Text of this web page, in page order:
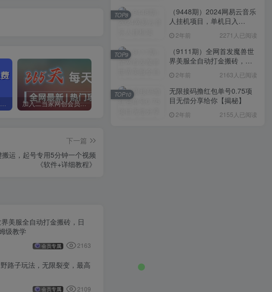
全网VIP课程 无损下载~ 加入二当家网创会员，享受70%的推广提成，免费学习网上万种创业课程，菜鸟变大神。 加盟二当家云网创，搭建同款项目资源站，实现月入5万+
下一篇
运，起号专用5分钟一个视频
《软件+详细教程》
美服全自动打金搬砖，日
级教学
会员专属 2163
路子玩法，无限裂变，最高
会员专属 2109
（9448期）2024网易云音乐
人挂机项目，单机日入
2年前 2271人已阅读
TOP8
（9111期）全网首发魔兽世
界美服全自动打金搬砖，日
姆级教学
2年前 2163人已阅读
TOP9
无限接码撸红包单号0.75项
目无偿分享给你【揭秘】
2年前 2155人已阅读
TOP10